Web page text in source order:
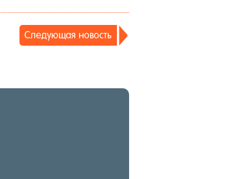
Сле­ду­ющая но­вость